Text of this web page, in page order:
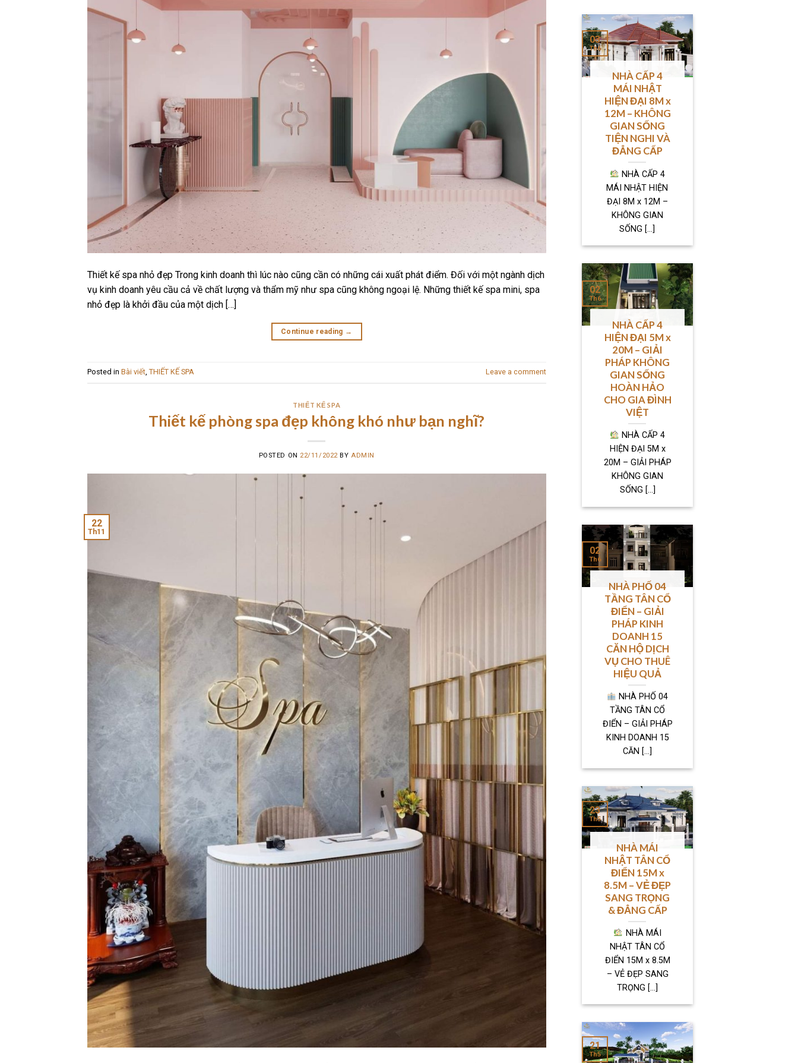
Thiết kế spa nhỏ đẹp Trong kinh doanh thì lúc nào cũng cần có những cái xuất phát điểm. Đối với một ngành dịch
vụ kinh doanh yêu cầu cả về chất lượng và thẩm mỹ như spa cũng không ngoại lệ. Những thiết kế spa mini, spa
nhỏ đẹp là khởi đầu của một dịch […]
Continue reading →
Posted in Bài viết, THIẾT KẾ SPA Leave a comment
THIẾT KẾ SPA
Thiết kế phòng spa đẹp không khó như bạn nghĩ?
POSTED ON 22/11/2022BYADMIN
22
Th11
NHÀ CẤP 4
MÁI NHẬT
HIỆN ĐẠI 8M x
12M – KHÔNG
GIAN SỐNG
TIỆN NGHI VÀ
ĐẲNG CẤP
NHÀ CẤP 4
MÁI NHẬT HIỆN
ĐẠI 8M x 12M –
KHÔNG GIAN
SỐNG [...]
03
Th6
NHÀ CẤP 4
HIỆN ĐẠI 5M x
20M – GIẢI
PHÁP KHÔNG
GIAN SỐNG
HOÀN HẢO
CHO GIA ĐÌNH
VIỆT
NHÀ CẤP 4
HIỆN ĐẠI 5M x
20M – GIẢI PHÁP
KHÔNG GIAN
SỐNG [...]
02
Th6
NHÀ PHỐ 04
TẦNG TÂN CỔ
ĐIỂN – GIẢI
PHÁP KINH
DOANH 15
CĂN HỘ DỊCH
VỤ CHO THUÊ
HIỆU QUẢ
NHÀ PHỐ 04
TẦNG TÂN CỔ
ĐIỂN – GIẢI PHÁP
KINH DOANH 15
CĂN [...]
02
Th6
NHÀ MÁI
NHẬT TÂN CỔ
ĐIỂN 15M x
8.5M – VẺ ĐẸP
SANG TRỌNG
& ĐẲNG CẤP
NHÀ MÁI
NHẬT TÂN CỔ
ĐIỂN 15M x 8.5M
– VẺ ĐẸP SANG
TRỌNG [...]
23
Th5
21
Th5